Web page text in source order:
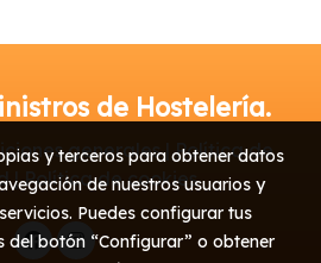
de Hostelería.
generales | Política de
| Política de cookies
y terceros para obtener datos
de nuestros usuarios y
Puedes configurar tus
del botón “Configurar” o obtener